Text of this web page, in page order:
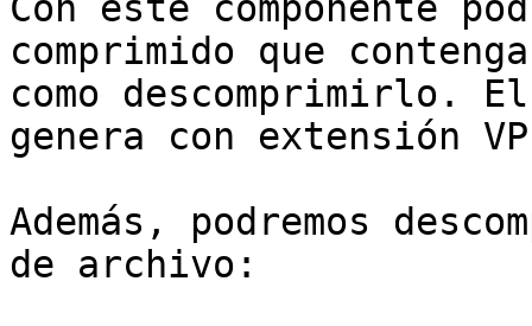
comprimido que
como descomprimirlo.
genera con extensión
Además, podremos
de archivo: